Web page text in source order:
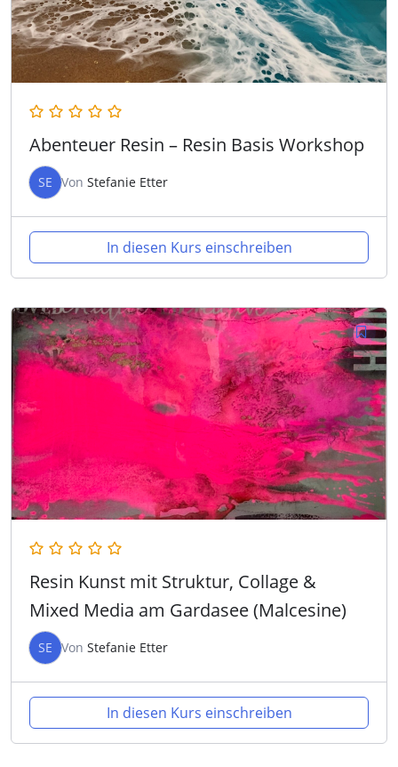
Abenteuer Resin – Resin Basis Workshop
SE Von Stefanie Etter
In diesen Kurs einschreiben
Resin Kunst mit Struktur, Collage &
Mixed Media am Gardasee (Malcesine)
SE Von Stefanie Etter
In diesen Kurs einschreiben